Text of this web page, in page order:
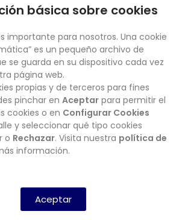
BOLETÍN
básica sobre cookies
importante para nosotros. Una cookie
es un pequeño archivo de
se guarda en su dispositivo cada vez
página web.
propias y de terceros para fines
pinchar en Aceptar para permitir el
cookies o en Configurar Cookies
y seleccionar qué tipo cookies
o Rechazar. Visita nuestra política de
información.
Aceptar